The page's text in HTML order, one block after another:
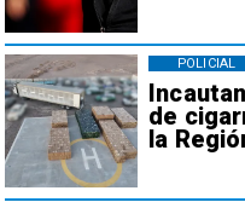
de
la
POLICIAL